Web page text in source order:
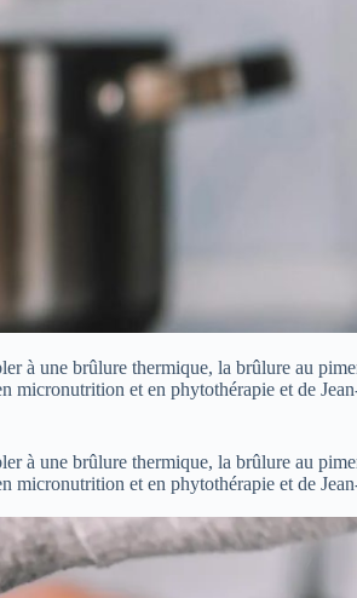
à une brûlure thermique, la brûlure au
micronutrition et en phytothérapie et de
à une brûlure thermique, la brûlure au
micronutrition et en phytothérapie et de